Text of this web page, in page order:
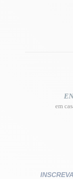
em